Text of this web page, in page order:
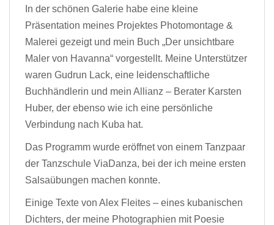
In der schönen Galerie habe eine kleine
Präsentation meines Projektes Photomontage &
Malerei gezeigt und mein Buch „Der unsichtbare
Maler von Havanna“ vorgestellt. Meine Unterstützer
waren Gudrun Lack, eine leidenschaftliche
Buchhändlerin und mein Allianz – Berater Karsten
Huber, der ebenso wie ich eine persönliche
Verbindung nach Kuba hat.
Das Programm wurde eröffnet von einem Tanzpaar
der Tanzschule ViaDanza, bei der ich meine ersten
Salsaübungen machen konnte.
Einige Texte von Alex Fleites – eines kubanischen
Dichters, der meine Photographien mit Poesie